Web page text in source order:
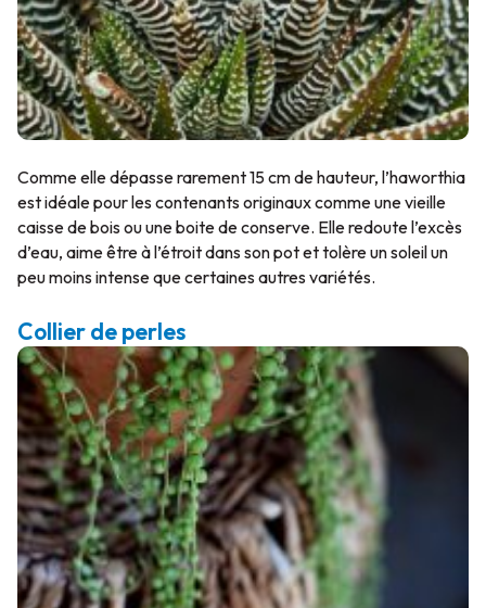
Comme elle dépasse rarement 15 cm de hauteur, l’haworthia
est idéale pour les contenants originaux comme une vieille
caisse de bois ou une boite de conserve. Elle redoute l’excès
d’eau, aime être à l’étroit dans son pot et tolère un soleil un
peu moins intense que certaines autres variétés.
Collier de perles